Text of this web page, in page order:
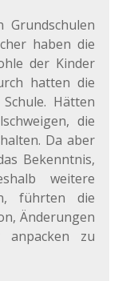
Grundschulen
haben die
der Kinder
hatten die
Hätten
die
Da aber
Bekenntnis,
weitere
führten die
Änderungen
anpacken zu